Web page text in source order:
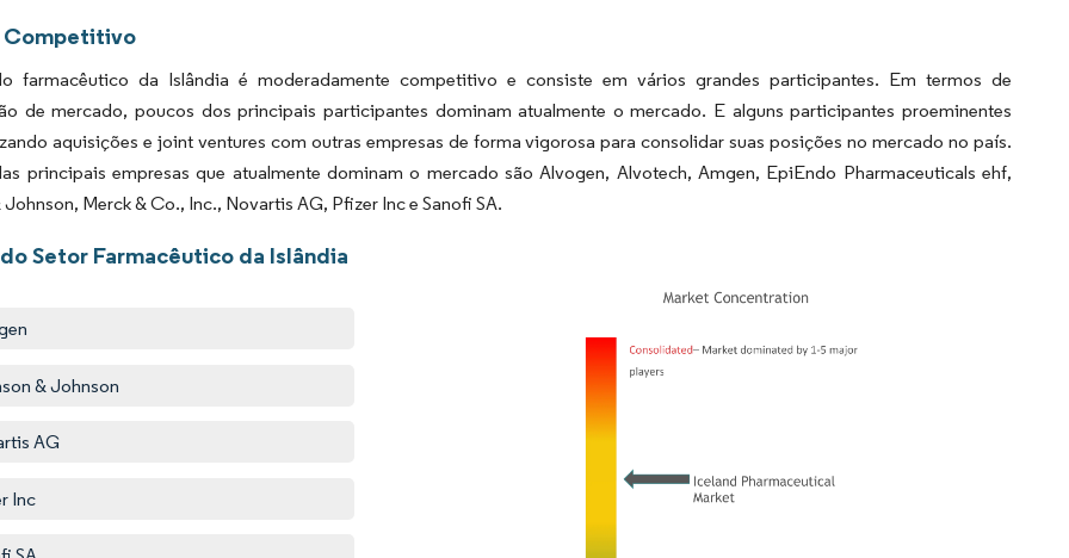
Competitivo
farmacêutico da Islândia é moderadamente competitivo e consiste em vários grandes participantes. Em termos de
de mercado, poucos dos principais participantes dominam atualmente o mercado. E alguns participantes proeminentes
aquisições e joint ventures com outras empresas de forma vigorosa para consolidar suas posições no mercado no país.
principais empresas que atualmente dominam o mercado são Alvogen, Alvotech, Amgen, EpiEndo Pharmaceuticals ehf,
Merck & Co., Inc., Novartis AG, Pfizer Inc e Sanofi SA.
Setor Farmacêutico da Islândia
& Johnson
AG
Inc